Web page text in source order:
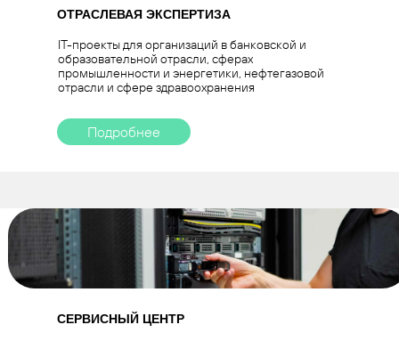
Подробнее
ОТРАСЛЕВАЯ ЭКСПЕРТИЗА
IT-проекты для организаций в банковской и
образовательной отрасли, сферах
промышленности и энергетики, нефтегазовой
отрасли и сфере здравоохранения
СЕРВИСНЫЙ ЦЕНТР